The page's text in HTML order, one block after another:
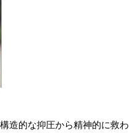
造的な抑圧から精神的に救わ